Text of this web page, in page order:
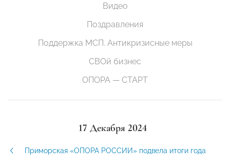
Видео
Поздравления
Поддержка МСП. Антикризисные меры
СВОй бизнес
ОПОРА — СТАРТ
17 Декабря 2024
Приморская «ОПОРА РОССИИ» подвела итоги года